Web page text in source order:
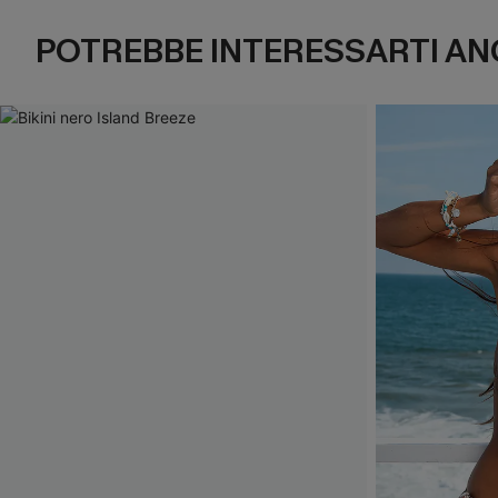
POTREBBE INTERESSARTI